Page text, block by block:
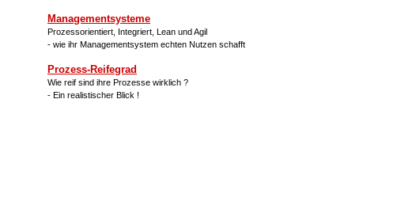
Managementsysteme
Prozessorientiert, Integriert, Lean und Agil
- wie ihr Managementsystem echten Nutzen schafft
Prozess-Reifegrad
Wie reif sind ihre Prozesse wirklich ?
- Ein realistischer Blick !